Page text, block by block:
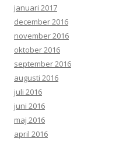
januari 2017
december 2016
november 2016
oktober 2016
september 2016
augusti 2016
juli 2016
juni 2016
maj 2016
april 2016